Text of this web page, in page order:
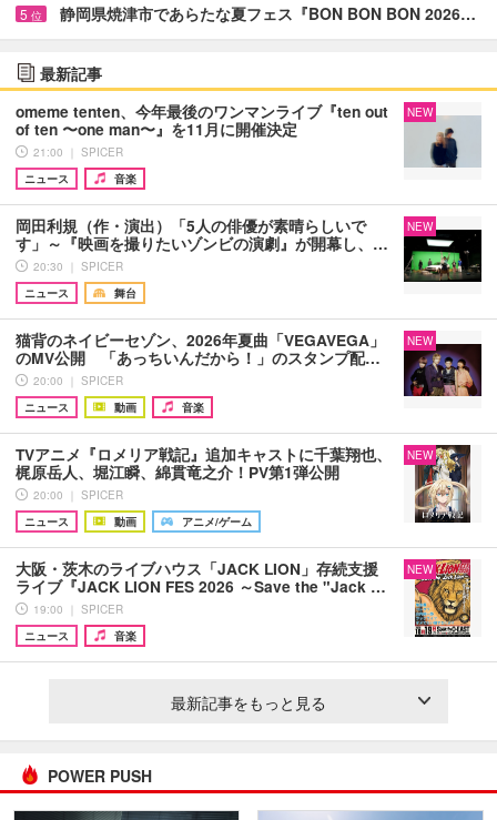
5 位 静岡県焼津市であらたな夏フェス『BON BON BON 2026…
最新記事
omeme tenten、今年最後のワンマンライブ『ten out
of ten 〜one man〜』を11月に開催決定
21:00 ｜ SPICER
ニュース
音楽
NEW
岡田利規（作・演出）「5人の俳優が素晴らしいで
す」～『映画を撮りたいゾンビの演劇』が開幕し、…
20:30 ｜ SPICER
ニュース
舞台
NEW
猫背のネイビーセゾン、2026年夏曲「VEGAVEGA」
のMV公開 「あっちいんだから！」のスタンプ配…
20:00 ｜ SPICER
ニュース
動画 音楽
NEW
TVアニメ『ロメリア戦記』追加キャストに千葉翔也、
梶原岳人、堀江瞬、綿貫竜之介！PV第1弾公開
20:00 ｜ SPICER
ニュース
動画 アニメ/ゲーム
NEW
大阪・茨木のライブハウス「JACK LION」存続支援
ライブ『JACK LION FES 2026 ～Save the "Jack …
19:00 ｜ SPICER
ニュース
音楽
NEW
最新記事をもっと見る
POWER PUSH